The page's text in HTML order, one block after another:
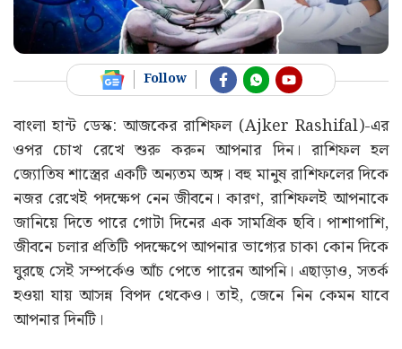
Follow
বাংলা হান্ট ডেস্ক: আজকের রাশিফল (Ajker Rashifal)-এর
ওপর চোখ রেখে শুরু করুন আপনার দিন। রাশিফল হল
জ্যোতিষ শাস্ত্রের একটি অন্যতম অঙ্গ। বহু মানুষ রাশিফলের দিকে
নজর রেখেই পদক্ষেপ নেন জীবনে। কারণ, রাশিফলই আপনাকে
জানিয়ে দিতে পারে গোটা দিনের এক সামগ্রিক ছবি। পাশাপাশি,
জীবনে চলার প্রতিটি পদক্ষেপে আপনার ভাগ্যের চাকা কোন দিকে
ঘুরছে সেই সম্পর্কেও আঁচ পেতে পারেন আপনি। এছাড়াও, সতর্ক
হওয়া যায় আসন্ন বিপদ থেকেও। তাই, জেনে নিন কেমন যাবে
আপনার দিনটি।